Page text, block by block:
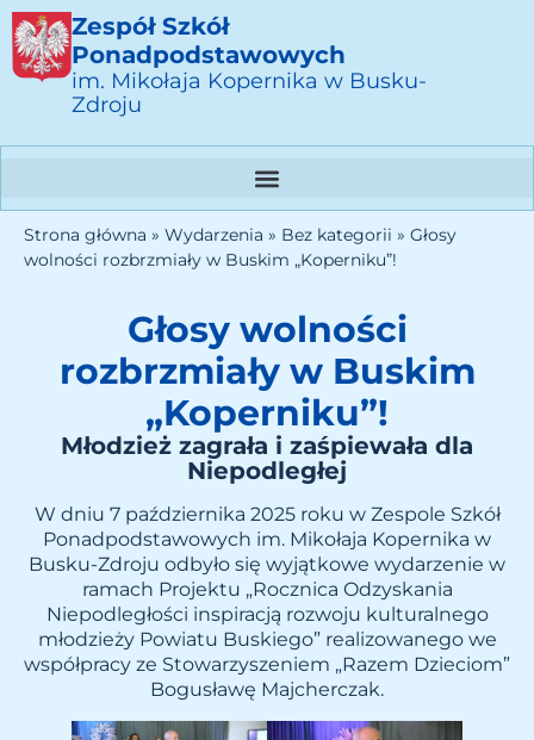
Zespół Szkół
Ponadpodstawowych
im. Mikołaja Kopernika w Busku-
Zdroju
Strona główna » Wydarzenia » Bez kategorii » Głosy
wolności rozbrzmiały w Buskim „Koperniku”!
Głosy wolności
rozbrzmiały w Buskim
„Koperniku”!
Młodzież zagrała i zaśpiewała dla
Niepodległej
W dniu 7 października 2025 roku w Zespole Szkół
Ponadpodstawowych im. Mikołaja Kopernika w
Busku-Zdroju odbyło się wyjątkowe wydarzenie w
ramach Projektu „Rocznica Odzyskania
Niepodległości inspiracją rozwoju kulturalnego
młodzieży Powiatu Buskiego” realizowanego we
współpracy ze Stowarzyszeniem „Razem Dzieciom”
Bogusławę Majcherczak.